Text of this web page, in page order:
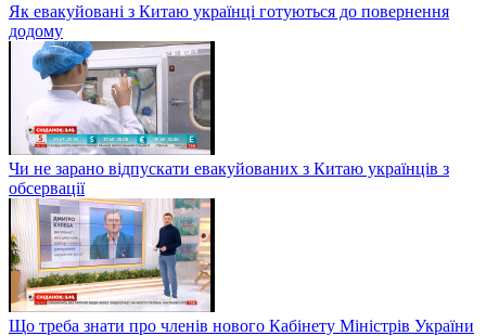
Як евакуйовані з Китаю українці готуються до повернення
додому
Чи не зарано відпускати евакуйованих з Китаю українців з
обсервації
Що треба знати про членів нового Кабінету Міністрів України